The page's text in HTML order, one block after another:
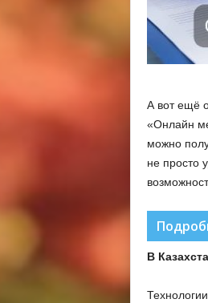
А вот ещё
«Онлайн
можно
не просто
В